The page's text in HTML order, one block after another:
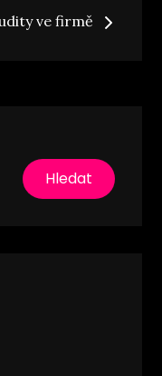
ve firmě
Hledat